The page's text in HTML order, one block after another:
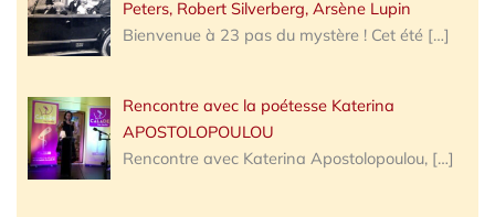
Peters, Robert Silverberg, Arsène Lupin
Bienvenue à 23 pas du mystère ! Cet été […]
Rencontre avec la poétesse Katerina
APOSTOLOPOULOU
Rencontre avec Katerina Apostolopoulou, […]